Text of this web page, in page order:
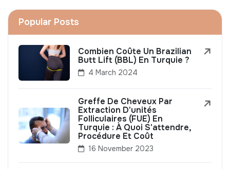
Popular Posts
Combien Coûte Un Brazilian
Butt Lift (BBL) En Turquie ?
4 March 2024
Greffe De Cheveux Par
Extraction D'unités
Folliculaires (FUE) En
Turquie : À Quoi S'attendre,
Procédure Et Coût
16 November 2023